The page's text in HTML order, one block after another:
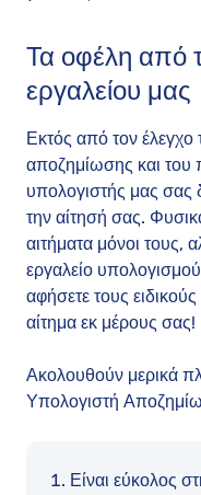
Τα οφέλη από
εργαλείου μας
Εκτός από τον έλεγχο
αποζημίωσης και
υπολογιστής μας σας
την αίτησή σας.
αιτήματα μόνοι τους,
εργαλείο
αφήσετε τους
αίτημα εκ μέρους σας!
Ακολουθούν μερικά
Υπολογιστή
Είναι εύκολος